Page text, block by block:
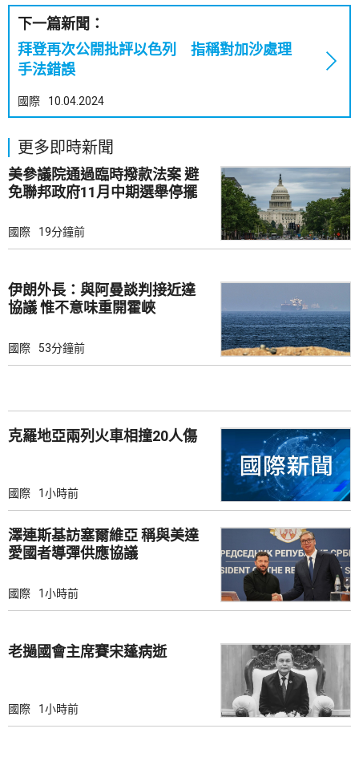
下一篇新聞：
拜登再次公開批評以色列 指稱對加沙處理
手法錯誤
國際 10.04.2024
更多即時新聞
美參議院通過臨時撥款法案 避
免聯邦政府11月中期選舉停擺
國際 19分鐘前
伊朗外長：與阿曼談判接近達
協議 惟不意味重開霍峽
國際 53分鐘前
克羅地亞兩列火車相撞20人傷
國際 1小時前
澤連斯基訪塞爾維亞 稱與美達
愛國者導彈供應協議
國際 1小時前
老撾國會主席賽宋蓬病逝
國際 1小時前